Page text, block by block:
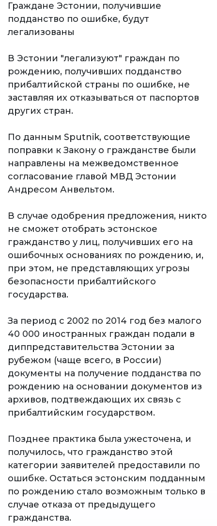
Граждане Эстонии, получившие
подданство по ошибке, будут
легализованы
В Эстонии "легализуют" граждан по
рождению, получивших подданство
прибалтийской страны по ошибке, не
заставляя их отказываться от паспортов
других стран.
По данным Sputnik, соответствующие
поправки к Закону о гражданстве были
направлены на межведомственное
согласование главой МВД Эстонии
Андресом Анвельтом.
В случае одобрения предложения, никто
не сможет отобрать эстонское
гражданство у лиц, получивших его на
ошибочных основаниях по рождению, и,
при этом, не представляющих угрозы
безопасности прибалтийского
государства.
За период с 2002 по 2014 год без малого
40 000 иностранных граждан подали в
диппредставительства Эстонии за
рубежом (чаще всего, в России)
документы на получение подданства по
рождению на основании документов из
архивов, подтвеждающих их связь с
прибалтийским государством.
Позднее практика была ужесточена, и
получилось, что гражданство этой
категории заявителей предоставили по
ошибке. Остаться эстонским подданным
по рождению стало возможным только в
случае отказа от предыдущего
гражданства.